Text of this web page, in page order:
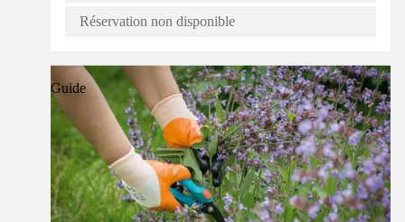
Réservation non disponible
Guide